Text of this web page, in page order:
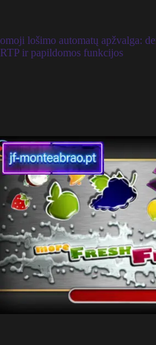
omoji lošimo automatų apžvalga:
RTP ir papildomos funkcijos